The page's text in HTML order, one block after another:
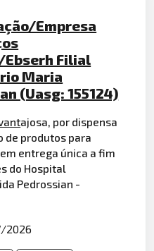
Empresa
Filial
Maria
(Uasg: 155124)
ajosa, por dispensa
de produtos para
entrega única a fim
do Hospital
Pedrossian -
2026